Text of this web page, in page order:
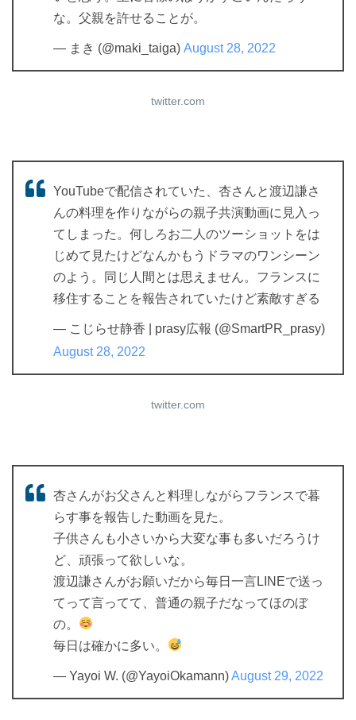
な。父親を許せることが。
— まき (@maki_taiga) August 28, 2022
twitter.com
YouTubeで配信されていた、杏さんと渡辺謙さ
んの料理を作りながらの親子共演動画に見入っ
てしまった。何しろお二人のツーショットをは
じめて見たけどなんかもうドラマのワンシーン
のよう。同じ人間とは思えません。フランスに
移住することを報告されていたけど素敵すぎる
— こじらせ静香 | prasy広報 (@SmartPR_prasy)
August 28, 2022
twitter.com
杏さんがお父さんと料理しながらフランスで暮
らす事を報告した動画を見た。
子供さんも小さいから大変な事も多いだろうけ
ど、頑張って欲しいな。
渡辺謙さんがお願いだから毎日一言LINEで送っ
てって言ってて、普通の親子だなってほのぼ
の。
毎日は確かに多い。
— Yayoi W. (@YayoiOkamann)August 29, 2022